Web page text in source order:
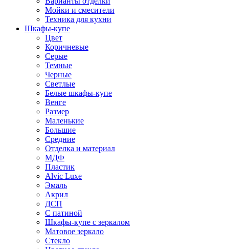
Мойки и смесители
Техника для кухни
Шкафы-купе
Цвет
Коричневые
Серые
Темные
Черные
Светлые
Белые шкафы-купе
Венге
Размер
Маленькие
Большие
Средние
Отделка и материал
МДФ
Пластик
Alvic Luxe
Эмаль
Акрил
ДСП
С патиной
Шкафы-купе с зеркалом
Матовое зеркало
Стекло